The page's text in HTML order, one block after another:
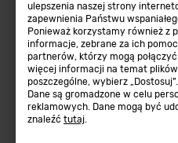
ulepszenia naszej strony
zapewnienia Państwu
Ponieważ korzystamy również z
informacje, zebrane za ich
partnerów, którzy mogą
więcej informacji na temat
poszczególne, wybierz „Dostosuj”.
Dane są gromadzone w celu
reklamowych. Dane mogą być
znaleźć tutaj.
Dołącz do nas
Informacje handlowe o